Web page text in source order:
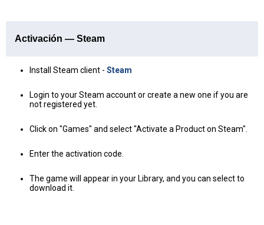
Activación — Steam
Install Steam client - Steam
Login to your Steam account or create a new one if you are
not registered yet.
Click on "Games" and select "Activate a Product on Steam".
Enter the activation code.
The game will appear in your Library, and you can select to
download it.